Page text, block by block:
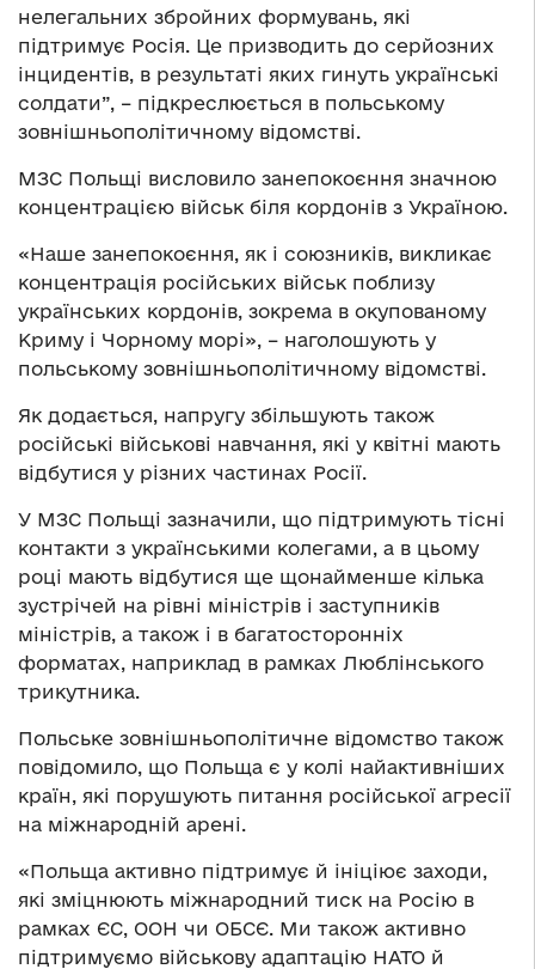
нелегальних збройних формувань, які
підтримує Росія. Це призводить до серйозних
інцидентів, в результаті яких гинуть українські
солдати”, – підкреслюється в польському
зовнішньополітичному відомстві.
МЗС Польщі висловило занепокоєння значною
концентрацією військ біля кордонів з Україною.
«Наше занепокоєння, як і союзників, викликає
концентрація російських військ поблизу
українських кордонів, зокрема в окупованому
Криму і Чорному морі», – наголошують у
польському зовнішньополітичному відомстві.
Як додається, напругу збільшують також
російські військові навчання, які у квітні мають
відбутися у різних частинах Росії.
У МЗС Польщі зазначили, що підтримують тісні
контакти з українськими колегами, а в цьому
році мають відбутися ще щонайменше кілька
зустрічей на рівні міністрів і заступників
міністрів, а також і в багатосторонніх
форматах, наприклад в рамках Люблінського
трикутника.
Польське зовнішньополітичне відомство також
повідомило, що Польща є у колі найактивніших
країн, які порушують питання російської агресії
на міжнародній арені.
«Польща активно підтримує й ініціює заходи,
які зміцнюють міжнародний тиск на Росію в
рамках ЄС, ООН чи ОБСЄ. Ми також активно
підтримуємо військову адаптацію НАТО й